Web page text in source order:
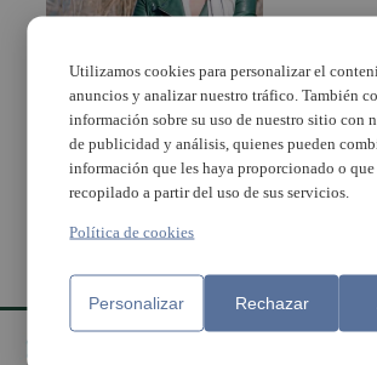
La alcaldesa de el Saler
dimite por diferencias
con su partido
Utilizamos cookies para personalizar el
anuncios y analizar nuestro tráfico. También
información sobre su uso de nuestro sitio con
de publicidad y análisis, quienes pueden
información que les haya proporcionado o que
recopilado a partir del uso de sus servicios.
Política de cookies
Personalizar Rechazar